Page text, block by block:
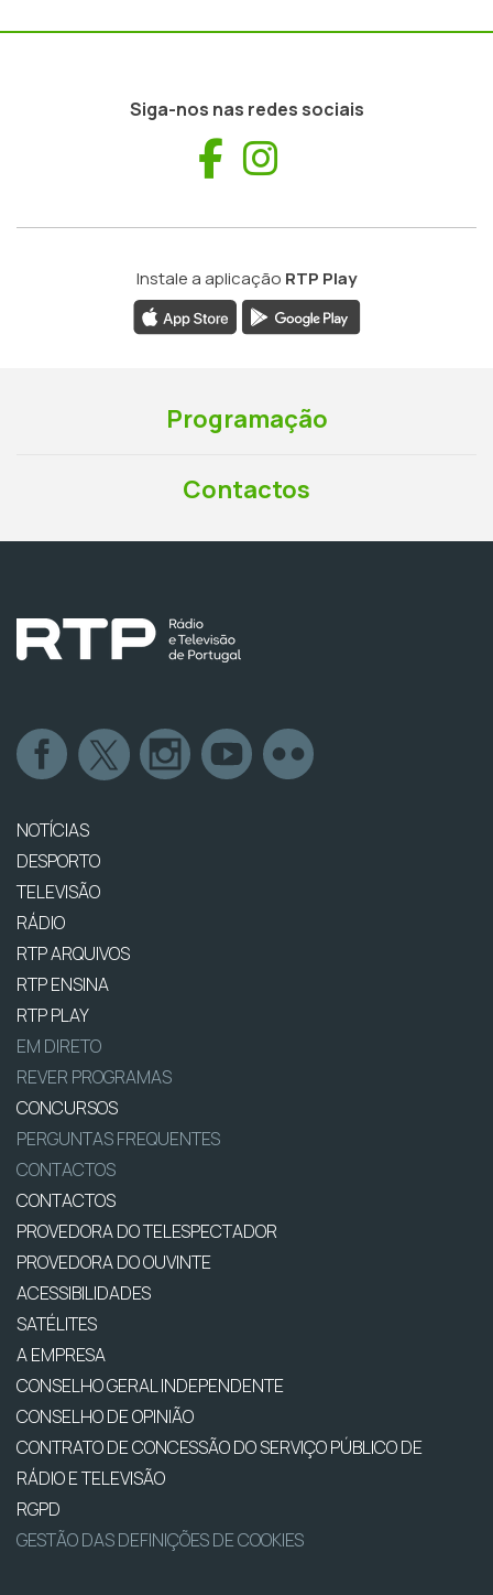
Siga-nos nas redes sociais
Facebook
Instale a aplicação RTP Play
Programação
Contactos
NOTÍCIAS
DESPORTO
TELEVISÃO
RÁDIO
RTP ARQUIVOS
RTP ENSINA
RTP PLAY
EM DIRETO
REVER PROGRAMAS
CONCURSOS
PERGUNTAS FREQUENTES
CONTACTOS
CONTACTOS
PROVEDORA DO TELESPECTADOR
PROVEDORA DO OUVINTE
ACESSIBILIDADES
SATÉLITES
A EMPRESA
CONSELHO GERAL INDEPENDENTE
CONSELHO DE OPINIÃO
CONTRATO DE CONCESSÃO DO SERVIÇO PÚBLICO DE
RÁDIO E TELEVISÃO
RGPD
GESTÃO DAS DEFINIÇÕES DE COOKIES